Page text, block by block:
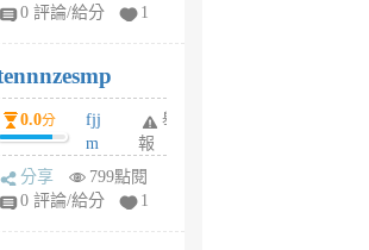
6
個
月
前
0 評論/給分
1
0.0分
fjj
m
w
rs
舉
報
分享
799點閱
0 評論/給分
1